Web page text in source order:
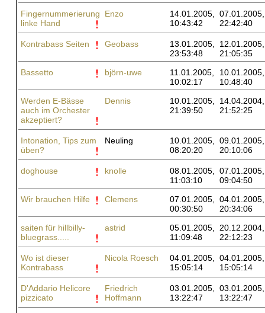
Fingernummerierung
linke Hand
Enzo
14.01.2005,
10:43:42
07.01.2005,
22:42:40
Kontrabass Seiten Geobass
13.01.2005,
23:53:48
12.01.2005,
21:05:35
Bassetto
björn-uwe
11.01.2005,
10:02:17
10.01.2005,
10:48:40
Werden E-Bässe
auch im Orchester
akzeptiert?
Dennis
10.01.2005,
21:39:50
14.04.2004,
21:52:25
Intonation, Tips zum
üben?
Neuling
10.01.2005,
08:20:20
09.01.2005,
20:10:06
doghouse knolle
08.01.2005,
11:03:10
07.01.2005,
09:04:50
Wir brauchen Hilfe
Clemens
07.01.2005,
00:30:50
04.01.2005,
20:34:06
saiten für hillbilly-
bluegrass.....
astrid
05.01.2005,
11:09:48
20.12.2004,
22:12:23
Wo ist dieser
Kontrabass
Nicola Roesch
04.01.2005,
15:05:14
04.01.2005,
15:05:14
D'Addario Helicore
pizzicato
Friedrich
Hoffmann
03.01.2005,
13:22:47
03.01.2005,
13:22:47